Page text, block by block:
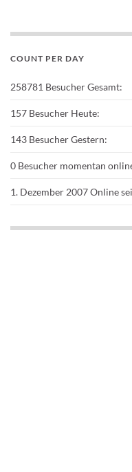
Tollen Blog hast du da.
Tag gezockt. Doch
Runde in wenigen
oder sowas. Macht mir
und habt
COUNT PER DAY
258781 Besucher Gesamt:
157 Besucher Heute:
143 Besucher Gestern:
0 Besucher momentan
1. Dezember 2007Online